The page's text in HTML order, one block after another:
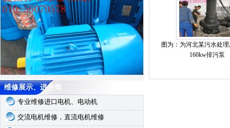
维修展示、进分类
专业维修进口电机、电动机
交流电机维修，直流电机维修
图为：为河北某污水处
160kw排污泵